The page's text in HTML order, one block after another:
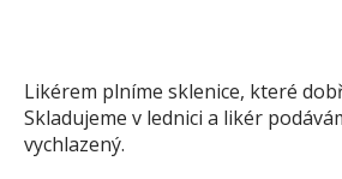
Likérem plníme sklenice, které
Skladujeme v lednici a likér
vychlazený.